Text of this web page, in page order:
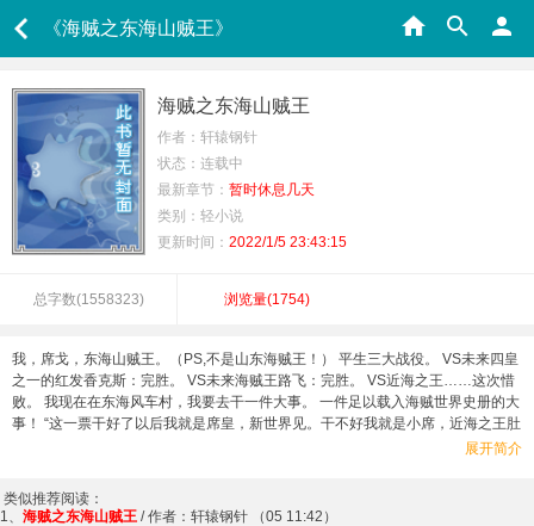
《海贼之东海山贼王》
海贼之东海山贼王
作者：轩辕钢针
状态：连载中
最新章节： 暂时休息几天
类别：轻小说
更新时间： 2022/1/5 23:43:15
总字数(1558323) 浏览量(1754)
我，席戈，东海山贼王。（PS,不是山东海贼王！） 平生三大战役。 VS未来四皇
之一的红发香克斯：完胜。 VS未来海贼王路飞：完胜。 VS近海之王……这次惜
败。 我现在在东海风车村，我要去干一件大事。 一件足以载入海贼世界史册的大
事！ “这一票干好了以后我就是席皇，新世界见。干不好我就是小席，近海之王肚
展开简介
类似推荐阅读：
1、 海贼之东海山贼王 / 作者：轩辕钢针 （05 11:42）